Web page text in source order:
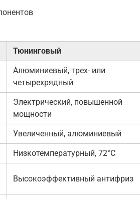
Тюнинговый
Алюминиевый, трех- или
четырехрядный
Электрический, повышенной
мощности
Увеличенный, алюминиевый
Низкотемпературный, 72°C
Высокоэффективный антифриз